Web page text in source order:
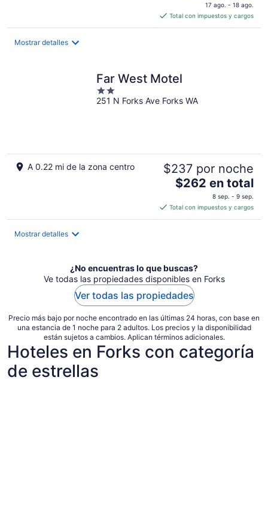
es
de
por
noche
17 ago. - 18 ago.
Total con impuestos y cargos
Mostrar detalles
Far West Motel
2
out
251 N Forks Ave Forks WA
A 0.22 mi de la zona centro $237 por noche
El
es
de
por
noche
$262 en total
8 sep. - 9 sep.
Total con impuestos y cargos
Mostrar detalles
¿No encuentras lo que buscas?
Ve todas las propiedades disponibles en Forks
Ver todas las propiedades
Precio más bajo por noche encontrado en las últimas 24 horas, con base en
una estancia de 1 noche para 2 adultos. Los precios y la disponibilidad
están sujetos a cambios. Aplican términos adicionales.
Hoteles en Forks con categoría
de estrellas